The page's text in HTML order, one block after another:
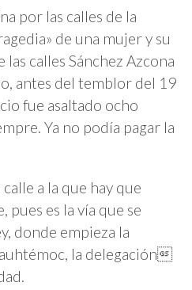
por las calles de la
de una mujer y su
calles Sánchez Azcona
antes del temblor del 19
fue asaltado ocho
Ya no podía pagar la
a la que hay que
pues es la vía que se
donde empieza la
la delegación